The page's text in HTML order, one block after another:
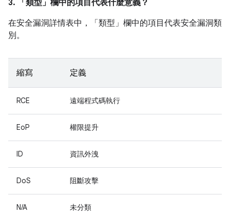
3. 「類型」 欄中的項目代表什麼意義？
在安全漏洞詳情表中，「類型」 欄中的項目代表安全漏洞類
別。
縮寫 定義
RCE 遠端程式碼執行
EoP 權限提升
ID 資訊外洩
DoS 阻斷攻擊
N/A 未分類